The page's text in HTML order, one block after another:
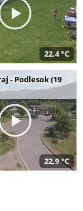
22,4 °C
- Podlesok (19
22,9 °C